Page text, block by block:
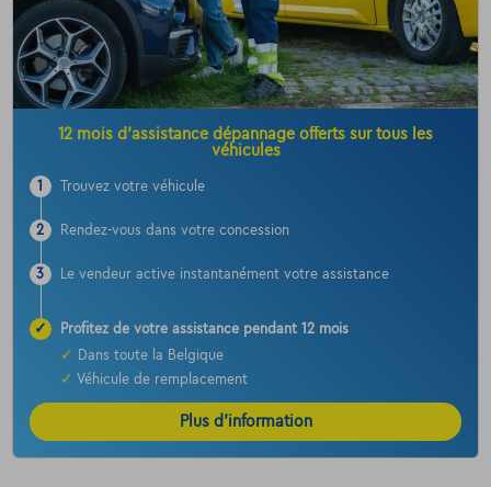
12 mois d’assistance dépannage offerts sur tous les
véhicules
1 Trouvez votre véhicule
2 Rendez-vous dans votre concession
3 Le vendeur active instantanément votre assistance
✓
Profitez de votre assistance pendant 12 mois
✓
Dans toute la Belgique
✓ Véhicule de remplacement
Plus d’information